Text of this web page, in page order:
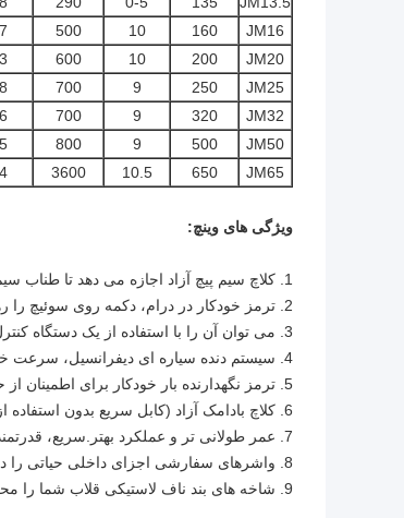
JM16
160
10
500
JM20
200
10
600
JM25
250
9
700
JM32
320
9
700
JM50
500
9
800
JM65
650
10.5
3600
ویژگی های وینچ:
1. کلاچ سیم پیچ آزاد اجازه می دهد تا طناب سیم بدون استفاده از برق کشیده شود.
2. ترمز خودکار در درام، دکمه روی سوئیچ را رها کنید، طناب سیم قفل شده است و کشیدن را متوقف کنید.
3. می توان آن را با استفاده از یک دستگاه کنترل از راه دور بی سیم کنترل کرد.
4. سیستم دنده سیاره ای دیفرانسیل، سرعت خطی سریع و قابل اعتماد.
5. ترمز نگهدارنده بار خودکار برای اطمینان از حداکثر ایمنی.
6. کلاچ بادامک آزاد (کابل سریع بدون استفاده از برق).
7. عمر طولانی تر و عملکرد بهتر.سریع، قدرتمند و قابل اعتماد در شرایط سخت.
8. واشرهای سفارشی اجزای داخلی حیاتی را در برابر نفوذ آب و زباله مهر و موم می کنند.
9. شاخه های بند ناف لاستیکی قلاب شما را محکم به فیرلید نگه می دارند و صدای جغجغه را از بین می برند.